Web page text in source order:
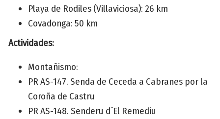
Playa de Rodiles (Villaviciosa): 26 km
Covadonga: 50 km
Actividades:
Montañismo:
PR AS-147. Senda de Ceceda a Cabranes por la
Coroña de Castru
PR AS-148. Senderu d´El Remediu